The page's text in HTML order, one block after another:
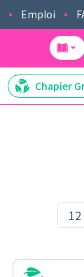
Emploi
Chapier